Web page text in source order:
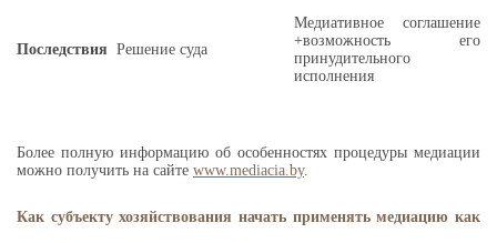
Последствия Решение суда
Медиативное соглашение
+возможность его
принудительного
исполнения
Более полную информацию об особенностях процедуры медиации
можно получить на сайте www.mediacia.by.
Как субъекту хозяйствования начать применять медиацию как